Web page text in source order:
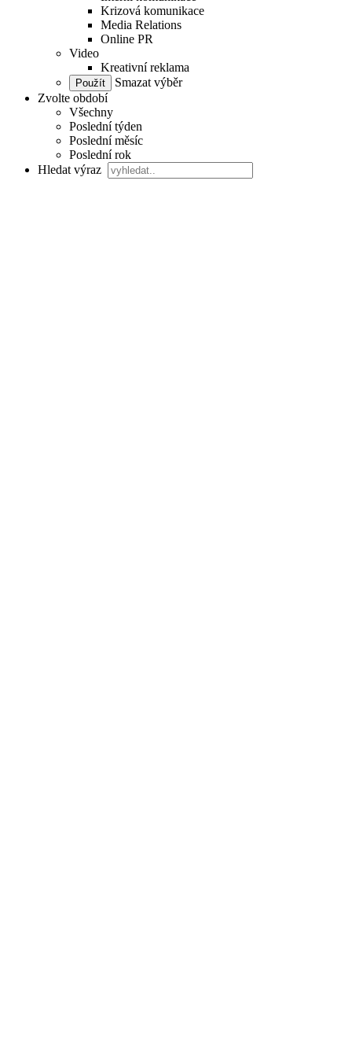
Krizová komunikace
Media Relations
Online PR
Video
Kreativní reklama
Smazat výběr
Zvolte období
Všechny
Poslední týden
Poslední měsíc
Poslední rok
Hledat výraz